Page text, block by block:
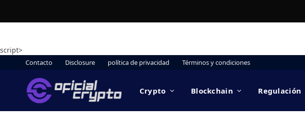
script>
Contacto Disclosure política de privacidad Términos y condiciones
Crypto Blockchain Regulación